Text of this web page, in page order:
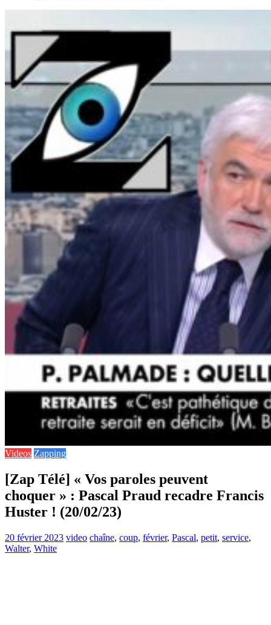
Videos Zapping
[Zap Télé] « Vos paroles peuvent
choquer » : Pascal Praud recadre Francis
Huster ! (20/02/23)
20 février 2023 video chaîne, coup, février, Pascal, petit, service,
Walter, White